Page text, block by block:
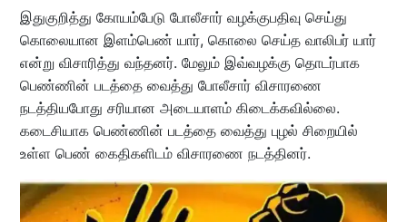
இதுகுறித்து கோயம்பேடு போலீசார் வழக்குபதிவு செய்து
கொலையான இளம்பெண் யார், கொலை செய்த வாலிபர் யார்
என்று விசாரித்து வந்தனர். மேலும் இவ்வழக்கு தொடர்பாக
பெண்ணின் படத்தை வைத்து போலீசார் விசாரணை
நடத்தியபோது சரியான அடையாளம் கிடைக்கவில்லை.
கடைசியாக பெண்ணின் படத்தை வைத்து புழல் சிறையில்
உள்ள பெண் கைதிகளிடம் விசாரணை நடத்தினர்.